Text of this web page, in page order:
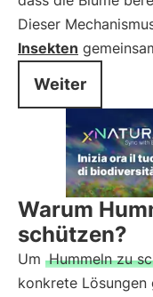
Dieser
Insekten
Weiter
Warum
schützen?
Um Hummeln zu
konkrete